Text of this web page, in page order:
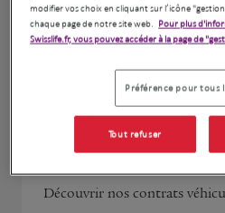
Assurances
Découvrir nos contrats
modifier vos choix en cliquant sur l’icône
chaque page de notre site web. Pour plus
Swisslife.fr, vous pouvez accéder à la page de
Préférence pour tous
Tout refuser